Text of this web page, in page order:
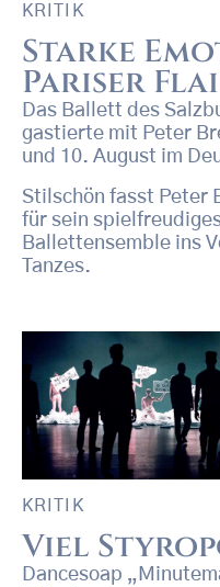
KRITIK
Starke
Pariser
Das Ballett des
gastierte mit Peter
und 10. August im
Stilschön fasst Peter
für sein
Ballettensemble ins
Tanzes.
KRITIK
Viel
Dancesoap